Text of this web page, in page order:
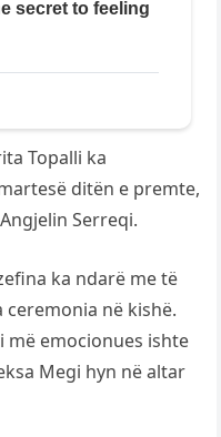
Topalli ka
ditën e premte,
Serreqi.
ka ndarë me të
në kishë.
më emocionues ishte
Megi hyn në altar